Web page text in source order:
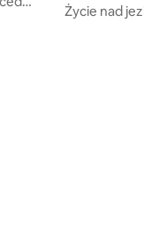
Życie nad